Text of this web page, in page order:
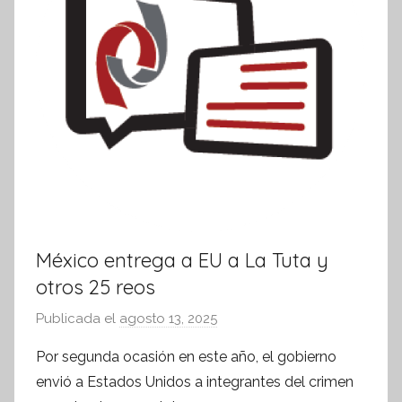
a
v
a
México entrega a EU a La Tuta y
otros 25 reos
Publicada el agosto 13, 2025
r
S
Por segunda ocasión en este año, el gobierno
envió a Estados Unidos a integrantes del crimen